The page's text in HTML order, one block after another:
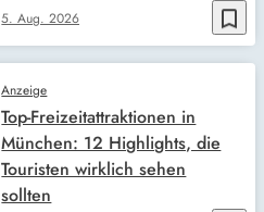
bookmark_border
5. Aug. 2026
Anzeige
Top-Freizeitattraktionen in
München: 12 Highlights, die
Touristen wirklich sehen
sollten